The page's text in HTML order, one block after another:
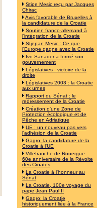
Stipe Mesic reçu par Jacques
Chirac
Avis favorable de Bruxelles à
la candidature de la Croatie
Soutien franco-allemand à
l'intégration de la Croatie
Stjepan Mesic : Ce que
l'Europe gagne avec la Croatie
Ivo Sanader a formé son
gouvernement
Législatives : victoire de la
droite
Législatives 2003 : la Croatie
aux urnes
Rapport du Sénat : le
redressement de la Croatie
Création d'une Zone de
Protection écologique et de
Pêche en Adriatique
UE : un nouveau pas vers
l'adhésion de la Croatie
Gagro: la candidature de la
Croatie à l'UE
Villefranche-de-Rouergue :
60e anniversaire de la Révolte
des Croates
La Croatie à l'honneur au
Sénat
La Croatie, 100e voyage du
pape Jean Paul II
Gagro: la Croatie
historiquement liée à la France